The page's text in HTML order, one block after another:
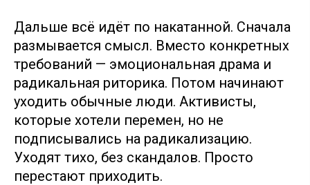
Дальше всё идёт по накатанной. Сначала
размывается смысл. Вместо конкретных
требований — эмоциональная драма и
радикальная риторика. Потом начинают
уходить обычные люди. Активисты,
которые хотели перемен, но не
подписывались на радикализацию.
Уходят тихо, без скандалов. Просто
перестают приходить.